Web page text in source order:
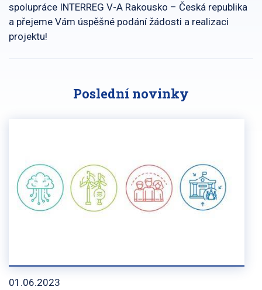
spolupráce INTERREG V-A Rakousko – Česká republika
a přejeme Vám úspěšné podání žádosti a realizaci
projektu!
Poslední novinky
01.06.2023